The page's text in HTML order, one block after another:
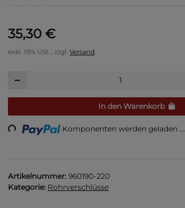
35,30 €
exkl. 19% USt. , zzgl. Versand
In den Warenkorb
Komponenten werden geladen ...
Artikelnummer: 960190-220
Kategorie: Rohrverschlüsse